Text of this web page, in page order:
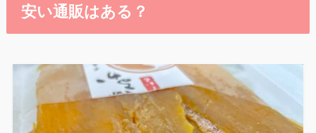
安い通販はある？